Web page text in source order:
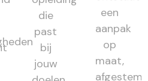
die
past
bij
jouw
een
aanpak
op
maat,